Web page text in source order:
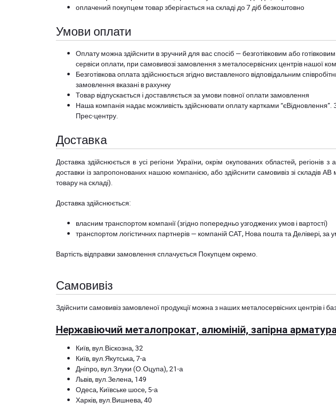
оплачений покупцем товар зберігається на складі до 7 діб безкоштовно
Умови оплати
Оплату можна здійснити в зручний для вас спосіб — безготівковим або
сервіси оплати, при самовивозі замовлення з металосервісних центрів нашої
Безготівкова оплата здійснюється згідно виставленого відповідальним
замовлення вказані в рахунку
Товар відпускається і доставляється за умови повної оплати замовлення
Наша компанія надає можливість здійснювати оплату картками
Прес-центру.
Доставка
Доставка здійснюється в усі регіони України, окрім окупованих областей,
доставки із запропонованих нашою компанією, або здійснити самовивіз зі складів
товару на складі).
Доставка здійснюється:
власним транспортом компанії (згідно попередньо узгоджених умов і вартості)
транспортом логістичних партнерів — компаній САТ, Нова пошта та Делівері, за
Вартість відправки замовлення сплачується Покупцем окремо.
Самовивіз
Здійснити самовивіз замовленої продукції можна з наших металосервісних центрів і
Нержавіючий металопрокат, алюміній, запірна
Київ, вул.Віскозна, 32
Київ, вул.Якутська, 7-а
Дніпро, вул.Злуки (О.Оцупа), 21-а
Львів, вул.Зелена, 149
Одеса, Київське шосе, 5-а
Харків, вул.Вишнева, 40